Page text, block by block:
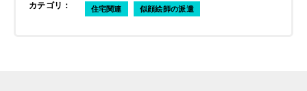
カテゴリ ： 住宅関連 似顔絵師の派遣